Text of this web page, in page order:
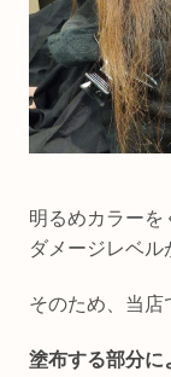
明るめカラーを
ダメージレベル
そのため、当店
塗布する部分に